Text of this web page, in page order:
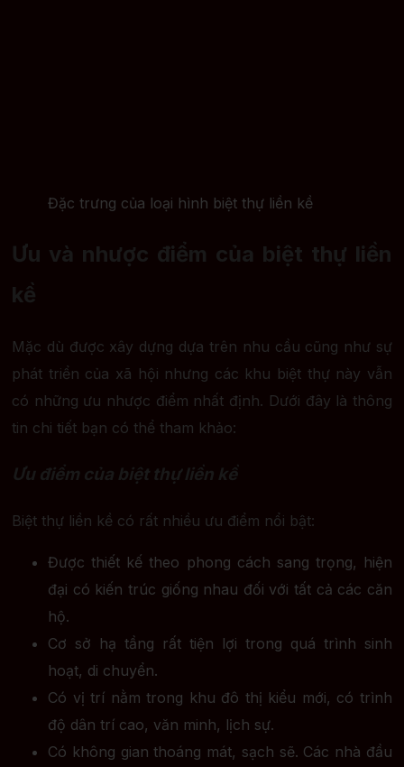
Đặc trưng của loại hình biệt thự liền kề
Ưu và nhược điểm của biệt thự liền
kề
Mặc dù được xây dựng dựa trên nhu cầu cũng như sự
phát triển của xã hội nhưng các khu biệt thự này vẫn
có những ưu nhược điểm nhất định. Dưới đây là thông
tin chi tiết bạn có thể tham khảo:
Ưu điểm của biệt thự liền kề
Biệt thự liền kề có rất nhiều ưu điểm nổi bật:
Được thiết kế theo phong cách sang trọng, hiện
đại có kiến trúc giống nhau đối với tất cả các căn
hộ.
Cơ sở hạ tầng rất tiện lợi trong quá trình sinh
hoạt, di chuyển.
Có vị trí nằm trong khu đô thị kiểu mới, có trình
độ dân trí cao, văn minh, lịch sự.
Có không gian thoáng mát, sạch sẽ. Các nhà đầu